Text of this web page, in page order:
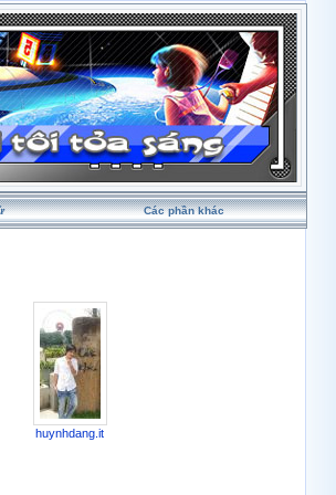
Các phần khác
huynhdang.it